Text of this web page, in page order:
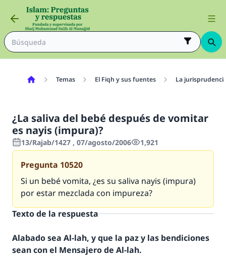
Temas El Fiqh y sus fuentes La
¿La saliva del bebé después de vomitar
es nayis (impura)?
13/Rajab/1427 , 07/agosto/2006 1,921
Pregunta 10520
Si un bebé vomita, ¿es su saliva nayis (impura)
por estar mezclada con impureza?
Texto de la respuesta
Alabado sea Al-lah, y que la paz y las bendiciones
sean con el Mensajero de Al-lah.